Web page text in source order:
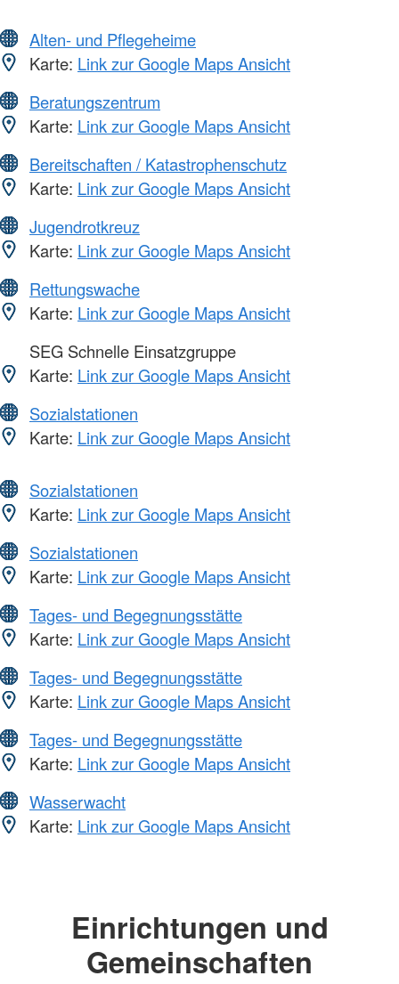
Alten- und Pflegeheime
Karte: Link zur Google Maps Ansicht
Beratungszentrum
Karte: Link zur Google Maps Ansicht
Bereitschaften / Katastrophenschutz
Karte: Link zur Google Maps Ansicht
Jugendrotkreuz
Karte: Link zur Google Maps Ansicht
Rettungswache
Karte: Link zur Google Maps Ansicht
SEG Schnelle Einsatzgruppe
Karte: Link zur Google Maps Ansicht
Sozialstationen
Karte: Link zur Google Maps Ansicht
Sozialstationen
Karte: Link zur Google Maps Ansicht
Sozialstationen
Karte: Link zur Google Maps Ansicht
Tages- und Begegnungsstätte
Karte: Link zur Google Maps Ansicht
Tages- und Begegnungsstätte
Karte: Link zur Google Maps Ansicht
Tages- und Begegnungsstätte
Karte: Link zur Google Maps Ansicht
Wasserwacht
Karte: Link zur Google Maps Ansicht
Einrichtungen und
Gemeinschaften